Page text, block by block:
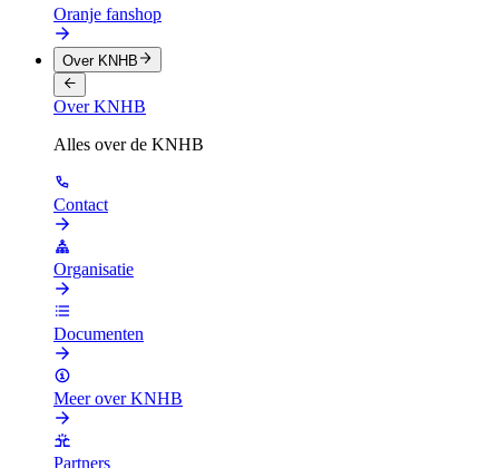
Oranje fanshop
Over KNHB
Over KNHB
Alles over de KNHB
Contact
Organisatie
Documenten
Meer over KNHB
Partners